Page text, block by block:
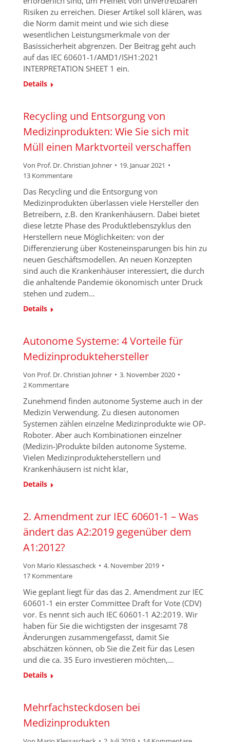
Risiken zu erreichen. Dieser Artikel soll klären, was
die Norm damit meint und wie sich diese
wesentlichen Leistungsmerkmale von der
Basissicherheit abgrenzen. Der Beitrag geht auch
auf das IEC 60601-1/AMD1/ISH1:2021
INTERPRETATION SHEET 1 ein.
Details
Recycling und Entsorgung von
Medizinprodukten: Wie Sie sich mit
Müll einen Marktvorteil verschaffen
Von Prof. Dr. Christian Johner
19. Januar 2021
13 Kommentare
Das Recycling und die Entsorgung von
Medizinprodukten überlassen viele Hersteller den
Betreibern, z.B. den Krankenhäusern. Dabei bietet
diese letzte Phase des Produktlebenszyklus den
Herstellern neue Möglichkeiten: von der
Differenzierung über Kosteneinsparungen bis hin zu
neuen Geschäftsmodellen. An neuen Konzepten
sind auch die Krankenhäuser interessiert, die durch
die anhaltende Pandemie ökonomisch unter Druck
stehen und zudem…
Details
Autonome Systeme: 4 Vorteile für
Medizinproduktehersteller
Von Prof. Dr. Christian Johner
3. November 2020
2 Kommentare
Zunehmend finden autonome Systeme auch in der
Medizin Verwendung. Zu diesen autonomen
Systemen zählen einzelne Medizinprodukte wie OP-
Roboter. Aber auch Kombinationen einzelner
(Medizin-)Produkte bilden autonome Systeme.
Vielen Medizinprodukteherstellern und
Krankenhäusern ist nicht klar,
Details
2. Amendment zur IEC 60601-1 – Was
ändert das A2:2019 gegenüber dem
A1:2012?
Von Mario Klessascheck
4. November 2019
17 Kommentare
Wie geplant liegt für das das 2. Amendment zur IEC
60601-1 ein erster Committee Draft for Vote (CDV)
vor. Es nennt sich auch IEC 60601-1 A2:2019. Wir
haben für Sie die wichtigsten der insgesamt 78
Änderungen zusammengefasst, damit Sie
abschätzen können, ob Sie die Zeit für das Lesen
und die ca. 35 Euro investieren möchten,…
Details
Mehrfachsteckdosen bei
Medizinprodukten